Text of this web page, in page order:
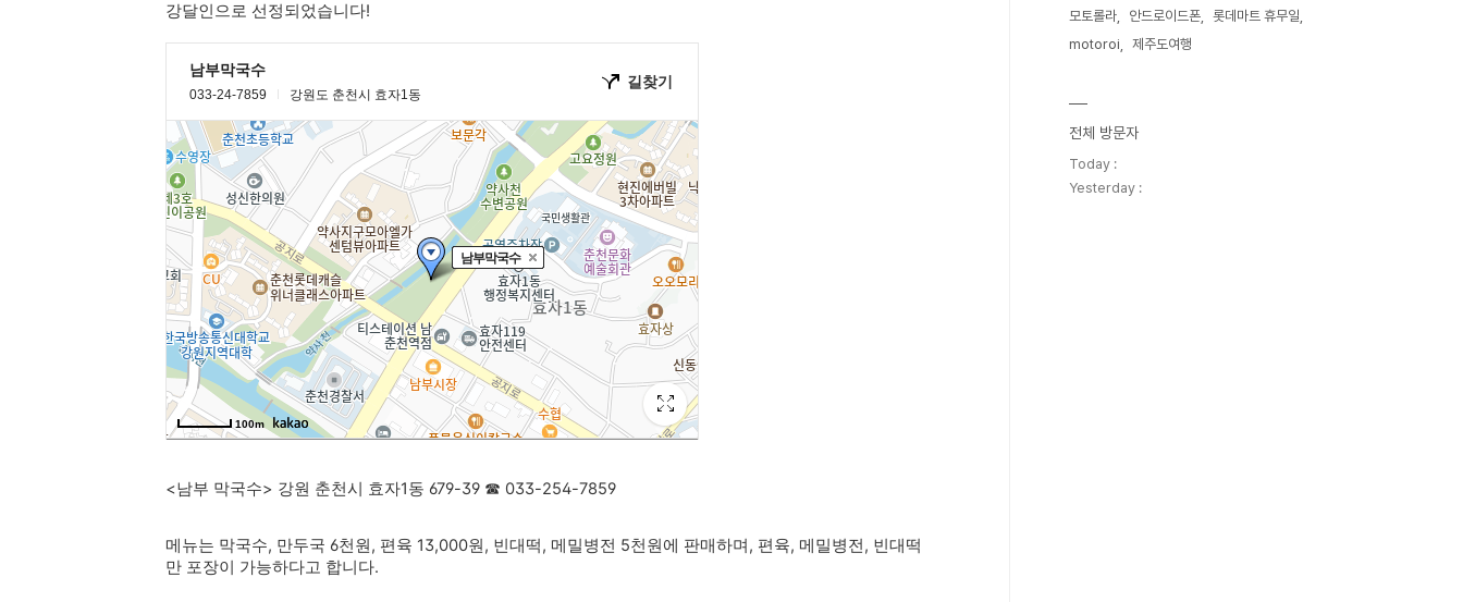
강달인으로 선정되었습니다!
<남부 막국수> 강원 춘천시 효자1동 679-39 ☎ 033-254-7859
메뉴는 막국수, 만두국 6천원, 편육 13,000원, 빈대떡, 메밀병전 5천원에 판매하며, 편육, 메밀병전, 빈대떡
만 포장이 가능하다고 합니다.
모토롤라
안드로이드폰
롯데마트 휴무일
motoroi
제주도여행
전체 방문자
Today :
Yesterday :